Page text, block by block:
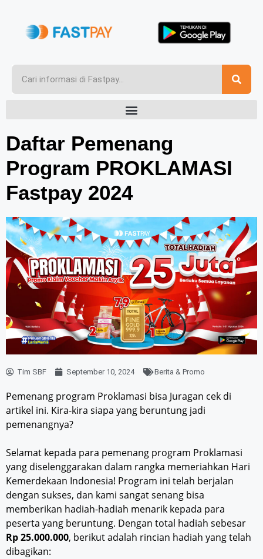
Daftar Pemenang
Program PROKLAMASI
Fastpay 2024
Tim SBF September 10, 2024 Berita & Promo
Pemenang program Proklamasi bisa Juragan cek di
artikel ini. Kira-kira siapa yang beruntung jadi
pemenangnya?
Selamat kepada para pemenang program Proklamasi
yang diselenggarakan dalam rangka memeriahkan Hari
Kemerdekaan Indonesia! Program ini telah berjalan
dengan sukses, dan kami sangat senang bisa
memberikan hadiah-hadiah menarik kepada para
peserta yang beruntung. Dengan total hadiah sebesar
Rp 25.000.000, berikut adalah rincian hadiah yang telah
dibagikan: